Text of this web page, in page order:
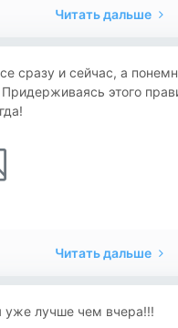
Читать дальше
сразу и сейчас, а
Придерживаясь этого
Читать дальше
уже лучше чем вчера!!!